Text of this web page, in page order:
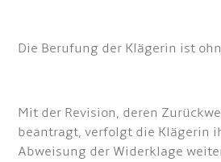
Die Berufung der Klägerin ist
Mit der Revision, deren
beantragt, verfolgt die Klägerin
Abweisung der Widerklage